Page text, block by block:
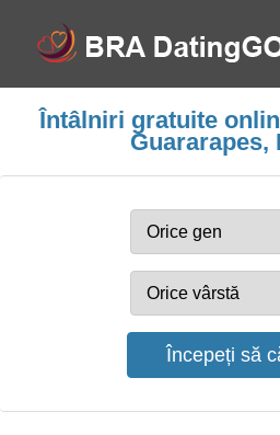
Întâlniri gratuite
Guararapes,